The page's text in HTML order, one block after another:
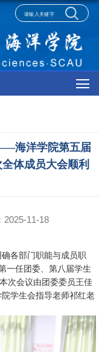
海洋学院第五届
体成员大会顺利
2025-11-18
各部门职能与成员职
一任团委、第八届学生
次会议由团委委员王佳
学生会指导老师祁红老